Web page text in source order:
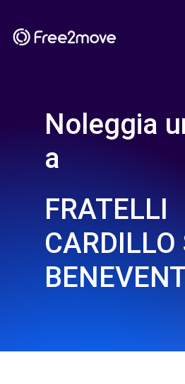
Noleggia
a
FRATELLI
CARDILLO